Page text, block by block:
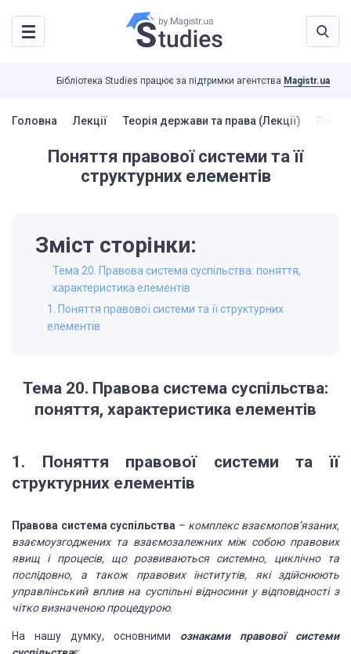
Бібліотека Studies працює за підтримки агентства Magistr.ua
Головна Лекції Теорія держави та права (Лекції)
Поняття правової системи та її
структурних елементів
Зміст сторінки:
Тема 20. Правова система суспільства: поняття,
характеристика елементів
1. Поняття правової системи та її структурних
елементів
Тема 20. Правова система суспільства:
поняття, характеристика елементів
1.
Поняття правової системи та її
структурних елементів
Правова система суспільства – комплекс взаємопов’язаних,
взаємоузгоджених та взаємозалежних між собою правових
явищ і процесів, що розвиваються системно, циклічнота
послідовно, а також правових інститутів, які здійснюють
управлінський вплив на суспільні відносини у відповідності з
чітко визначеною процедурою.
На нашу думку, основними ознаками правової системи